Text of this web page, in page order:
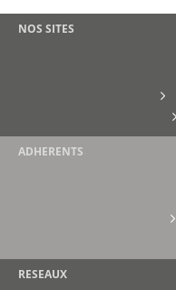
NOS SITES
ADHERENTS
RESEAUX